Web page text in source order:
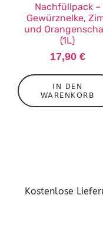
Nachfüllpack –
Gewürznelke,
und
(1L)
17,90 €
IN DEN
WARENKORB
Kostenlose